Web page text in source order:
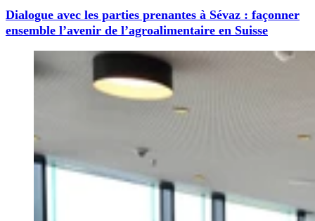
Dialogue avec les parties prenantes à Sévaz : façonner
ensemble l’avenir de l’agroalimentaire en Suisse